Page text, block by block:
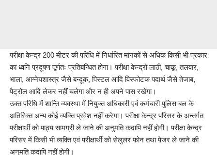
परीक्षा केन्द्र 200 मीटर की परिधि में निर्धारित मानकों से अधिक किसी भी प्रकार
का ध्वनि प्रदूषण पूर्णतः प्रतिबन्धित होगा। परीक्षा केन्द्रों लाठी, चाकू, तलवार,
भाला, आग्नेयशास्त्र जैसे बन्दूक, पिस्टल आदि विस्फोटक पदार्थ जैसे तेजाब,
पैट्रोल आदि लेकर नहीं चलेगा और न ही अपने पास रखेगा।
उक्त परिधि में शान्ति व्यवस्था में नियुक्त अधिकारी एवं कर्मचारी पुलिस बल के
अतिरिक्त अन्य कोई व्यक्ति प्रवेश नहीं करेगा। परीक्षा केन्द्र परिसर के अन्तर्गत
परीक्षार्थी को पाठ्य सामग्री ले जाने की अनुमति कदापि नहीं होगी। परीक्षा केन्द्र
परिसर में किसी भी व्यक्ति एवं परीक्षार्थी को सेलुलर फोन तथा पेजर ले जाने की
अनुमति कदापि नहीं होगी।